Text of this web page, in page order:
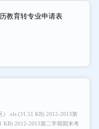
教育转专业申请表
）.xls (31.51 KB) 2012-2013第
KB) 2012-2013第二学期期末考